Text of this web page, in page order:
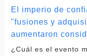
El imperio de
"fusiones y
aumentaron
¿Cuál es el evento